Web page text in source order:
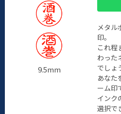
9.5mm
メタル
印。
これ程
わった
でしょ
あなた
ーム印
インク
選択で